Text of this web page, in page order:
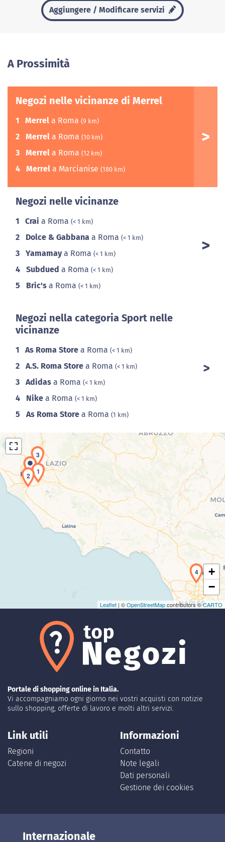
Aggiungere / Modificare servizi
A Prossimità
Negozi nelle vicinanze di Merrel
1 Merrel a Roma (9 km)
2 Merrel a Roma (10 km)
3 Merrel a Roma (12 km)
4 Merrel a Marcianise (180 km)
Negozi nelle vicinanze
1 Crai a Roma (< 1 km)
2 Dolce & Gabbana a Roma (< 1 km)
3 Yamamaya Roma (< 1 km)
4 Subdued a Roma (< 1 km)
5 Bric's a Roma (< 1 km)
Negozi nella categoria Sport nelle
vicinanze
1 As Roma Store a Roma (< 1 km)
2 A.S. Roma Store a Roma (< 1 km)
3 Adidas a Roma (< 1 km)
4 Nike a Roma (< 1 km)
5 As Roma Store a Roma (1 km)
Caricamento della carta in corso...
1
2
3
4
+
−
Leaflet | ©OpenStreetMapcontributors ©CARTO
Portale di shopping online in Italia.
Vi accompagniamo ogni giorno nei vostri acquisti con notizie
sullo shopping, offerte di lavoro e molti altri servizi.
Link utili
Regioni
Catene di negozi
Informazioni
Contatto
Note legali
Dati personali
Gestione dei cookies
Internazionale